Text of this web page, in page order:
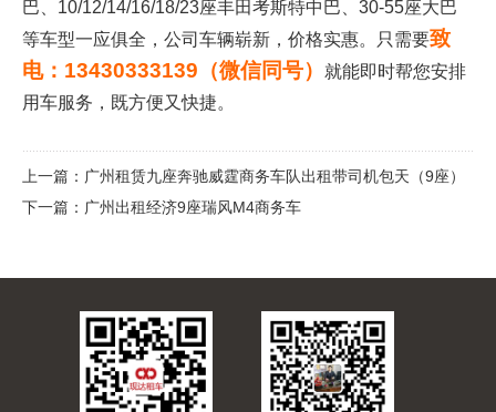
巴、10/12/14/16/18/23座丰田考斯特中巴、30-55座大巴
等车型一应俱全，公司车辆崭新，价格实惠。只需要致
电：13430333139（微信同号）
就能即时帮您安排
用车服务，既方便又快捷。
上一篇： 广州租赁九座奔驰威霆商务车队出租带司机包天（9座）
下一篇： 广州出租经济9座瑞风M4商务车